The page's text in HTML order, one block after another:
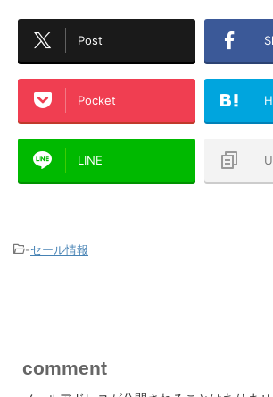
Post
Pocket
LINE
-セール情報
comment